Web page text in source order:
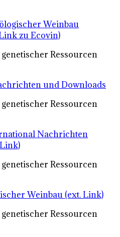
Weinbau
zu Ecovin)
Ressourcen
und Downloads
Ressourcen
Nachrichten
Ressourcen
Weinbau (ext. Link)
Ressourcen